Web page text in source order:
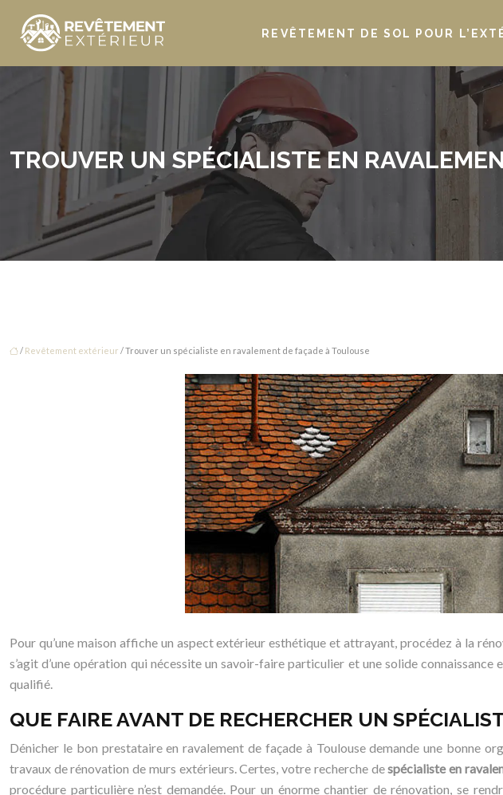
REVÊTEMENT DE SOL POUR
TROUVER UN SPÉCIALISTE EN
/ Revêtement extérieur / Trouver un spécialiste en ravalement de façade à Toulouse
Pour qu’une maison affiche un aspect extérieur esthétique et attrayant, procédez à la
s’agit d’une opération qui nécessite un savoir-faire particulier et une solide
qualifié.
QUE FAIRE AVANT DE RECHERCHER UN
Dénicher le bon prestataire en ravalement de façade à Toulouse demande une bonne
travaux de rénovation de murs extérieurs. Certes, votre recherche despécialiste en
procédure particulière n’est demandée. Pour un énorme chantier de rénovation, se